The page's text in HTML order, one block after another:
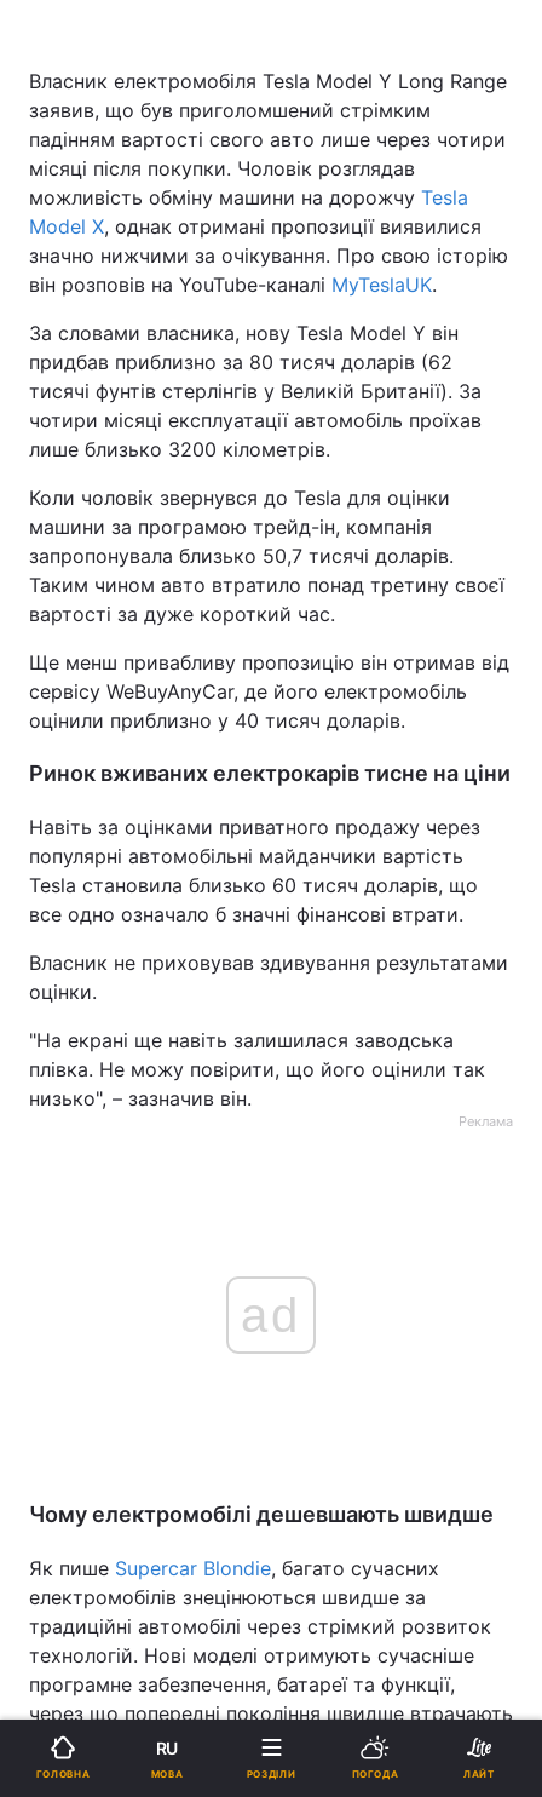
Власник електромобіля Tesla Model Y Long Range
заявив, що був приголомшений стрімким
падінням вартості свого авто лише через чотири
місяці після покупки. Чоловік розглядав
можливість обміну машини на дорожчу Tesla
Model X, однак отримані пропозиції виявилися
значно нижчими за очікування. Про свою історію
він розповів на YouTube-каналі MyTeslaUK.
За словами власника, нову Tesla Model Y він
придбав приблизно за 80 тисяч доларів (62
тисячі фунтів стерлінгів у Великій Британії). За
чотири місяці експлуатації автомобіль проїхав
лише близько 3200 кілометрів.
Коли чоловік звернувся до Tesla для оцінки
машини за програмою трейд-ін, компанія
запропонувала близько 50,7 тисячі доларів.
Таким чином авто втратило понад третину своєї
вартості за дуже короткий час.
Ще менш привабливу пропозицію він отримав від
сервісу WeBuyAnyCar, де його електромобіль
оцінили приблизно у 40 тисяч доларів.
Ринок вживаних електрокарів тисне на ціни
Навіть за оцінками приватного продажу через
популярні автомобільні майданчики вартість
Tesla становила близько 60 тисяч доларів, що
все одно означало б значні фінансові втрати.
Власник не приховував здивування результатами
оцінки.
"На екрані ще навіть залишилася заводська
плівка. Не можу повірити, що його оцінили так
низько", – зазначив він.
Реклама
ad
Чому електромобілі дешевшають швидше
Як пише Supercar Blondie, багато сучасних
електромобілів знецінюються швидше за
традиційні автомобілі через стрімкий розвиток
технологій. Нові моделі отримують сучасніше
програмне забезпечення, батареї та функції,
через що попередні покоління швидше втрачають
ринкову привабливість.
ГОЛОВНА
RU
МОВА РОЗДІЛИ ПОГОДА ЛАЙТ